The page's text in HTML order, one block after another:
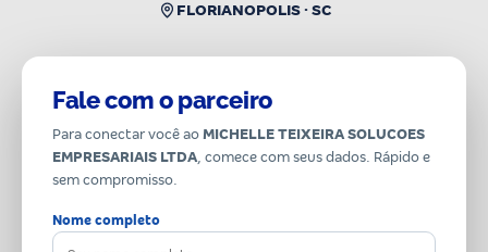
FLORIANOPOLIS · SC
Fale com o parceiro
Para conectar você ao MICHELLE TEIXEIRA SOLUCOES
EMPRESARIAIS LTDA, comece com seus dados. Rápido e
sem compromisso.
Nome completo